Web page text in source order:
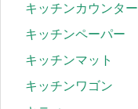
キッチンカウンター
キッチンペーパー
キッチンマット
キッチンワゴン